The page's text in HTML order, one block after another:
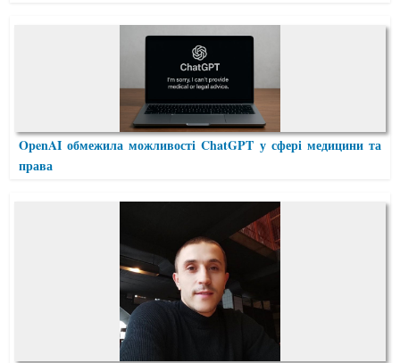
OpenAI обмежила можливості ChatGPT у сфері медицини та
права